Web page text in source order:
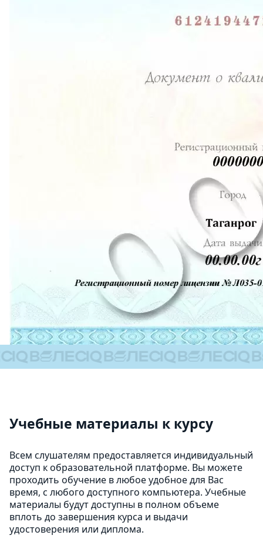
Учебные материалы к курсу
Всем слушателям предоставляется индивидуальный
доступ к образовательной платформе. Вы можете
проходить обучение в любое удобное для Вас
время, с любого доступного компьютера. Учебные
материалы будут доступны в полном объеме
вплоть до завершения курса и выдачи
удостоверения или диплома.